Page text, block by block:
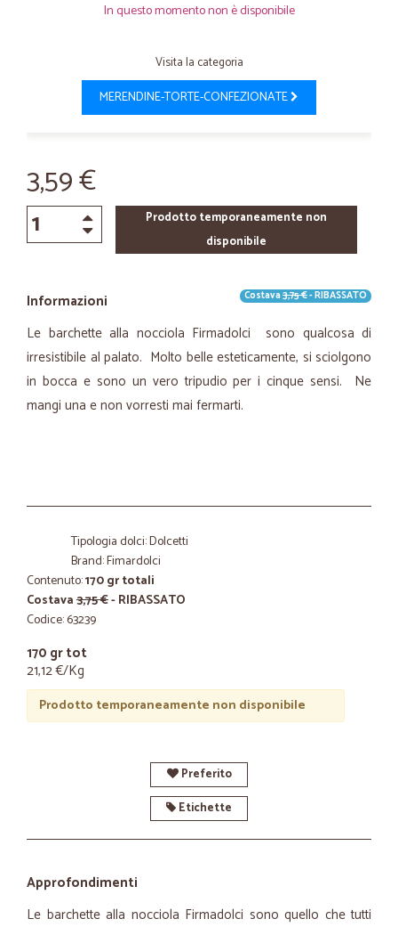
In questo momento non è disponibile
Visita la categoria
MERENDINE-TORTE-CONFEZIONATE
3,59 €
Prodotto temporaneamente non
disponibile
Informazioni Costava3,75 €- RIBASSATO
Le barchette alla nocciola Firmadolci sono qualcosa di
irresistibile al palato. Molto belle esteticamente, si sciolgono
in bocca e sono un vero tripudio per i cinque sensi. Ne
mangi una e non vorresti mai fermarti.
Tipologia dolci: Dolcetti
Brand: Fimardolci
Contenuto:170 gr totali
Costava3,75 €- RIBASSATO
Codice: 63239
170 gr tot
21,12 €/Kg
Prodotto temporaneamente non disponibile
Preferito
Etichette
Approfondimenti
Le barchette alla nocciola Firmadolci sono quello che tutti